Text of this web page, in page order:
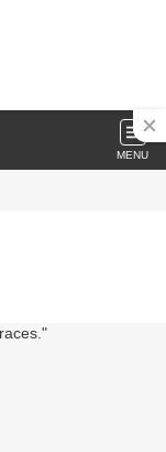
MENU